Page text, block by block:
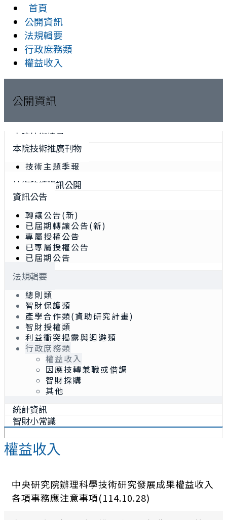
首頁
公開資訊
法規輯要
行政庶務類
權益收入
公開資訊
本院技術搜尋
本院技術推廣刊物
技術主題季報
技術移轉資訊公開
資訊公告
轉讓公告(新)
已屆期轉讓公告(新)
專屬授權公告
已專屬授權公告
已屆期公告
法規輯要
總則類
智財保護類
產學合作類(資助研究計畫)
智財授權類
利益衝突揭露與迴避類
行政庶務類
權益收入
因應技轉兼職或借調
智財採購
其他
統計資訊
智財小常識
權益收入
中央研究院辦理科學技術研究發展成果權益收入
各項事務應注意事項(114.10.28)